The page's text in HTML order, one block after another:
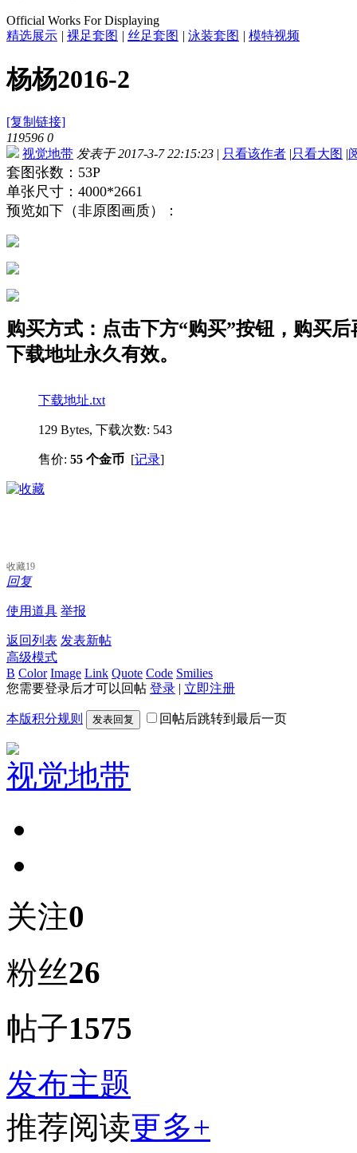
Official Works For Displaying
精选展示 | 裸足套图 | 丝足套图 | 泳装套图 | 模特视频
杨杨2016-2
[复制链接]
119596 0
视觉地带 发表于 2017-3-7 22:15:23 | 只看该作者 |只看大图 |
套图张数：53P
单张尺寸：4000*2661
预览如下（非原图画质）：
购买方式：点击下方“购买”按钮，购买
下载地址永久有效。
下载地址.txt
129 Bytes, 下载次数: 543
售价: 55 个金币 [记录]
收藏19
回复
使用道具 举报
返回列表 发表新帖
高级模式
B Color Image Link Quote Code Smilies
您需要登录后才可以回帖 登录 | 立即注册
本版积分规则 发表回复 回帖后跳转到最后一页
视觉地带
关注0
粉丝26
帖子1575
发布主题
推荐阅读更多+